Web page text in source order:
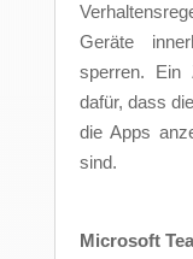
Geräte
sperren. Ein
dafür, dass
die Apps
sind.
Microsoft